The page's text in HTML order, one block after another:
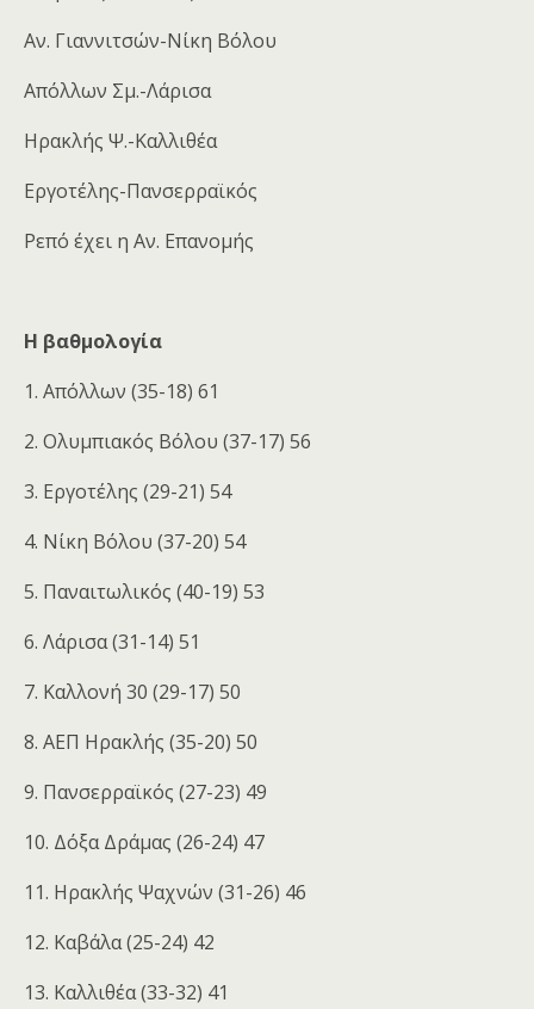
Αν. Γιαννιτσών-Νίκη Βόλου
Απόλλων Σμ.-Λάρισα
Ηρακλής Ψ.-Καλλιθέα
Εργοτέλης-Πανσερραϊκός
Ρεπό έχει η Αν. Επανομής
Η βαθμολογία
1. Απόλλων (35-18) 61
2. Ολυμπιακός Βόλου (37-17) 56
3. Εργοτέλης (29-21) 54
4. Νίκη Βόλου (37-20) 54
5. Παναιτωλικός (40-19) 53
6. Λάρισα (31-14) 51
7. Καλλονή 30 (29-17) 50
8. ΑΕΠ Ηρακλής (35-20) 50
9. Πανσερραϊκός (27-23) 49
10. Δόξα Δράμας (26-24) 47
11. Ηρακλής Ψαχνών (31-26) 46
12. Καβάλα (25-24) 42
13. Καλλιθέα (33-32) 41